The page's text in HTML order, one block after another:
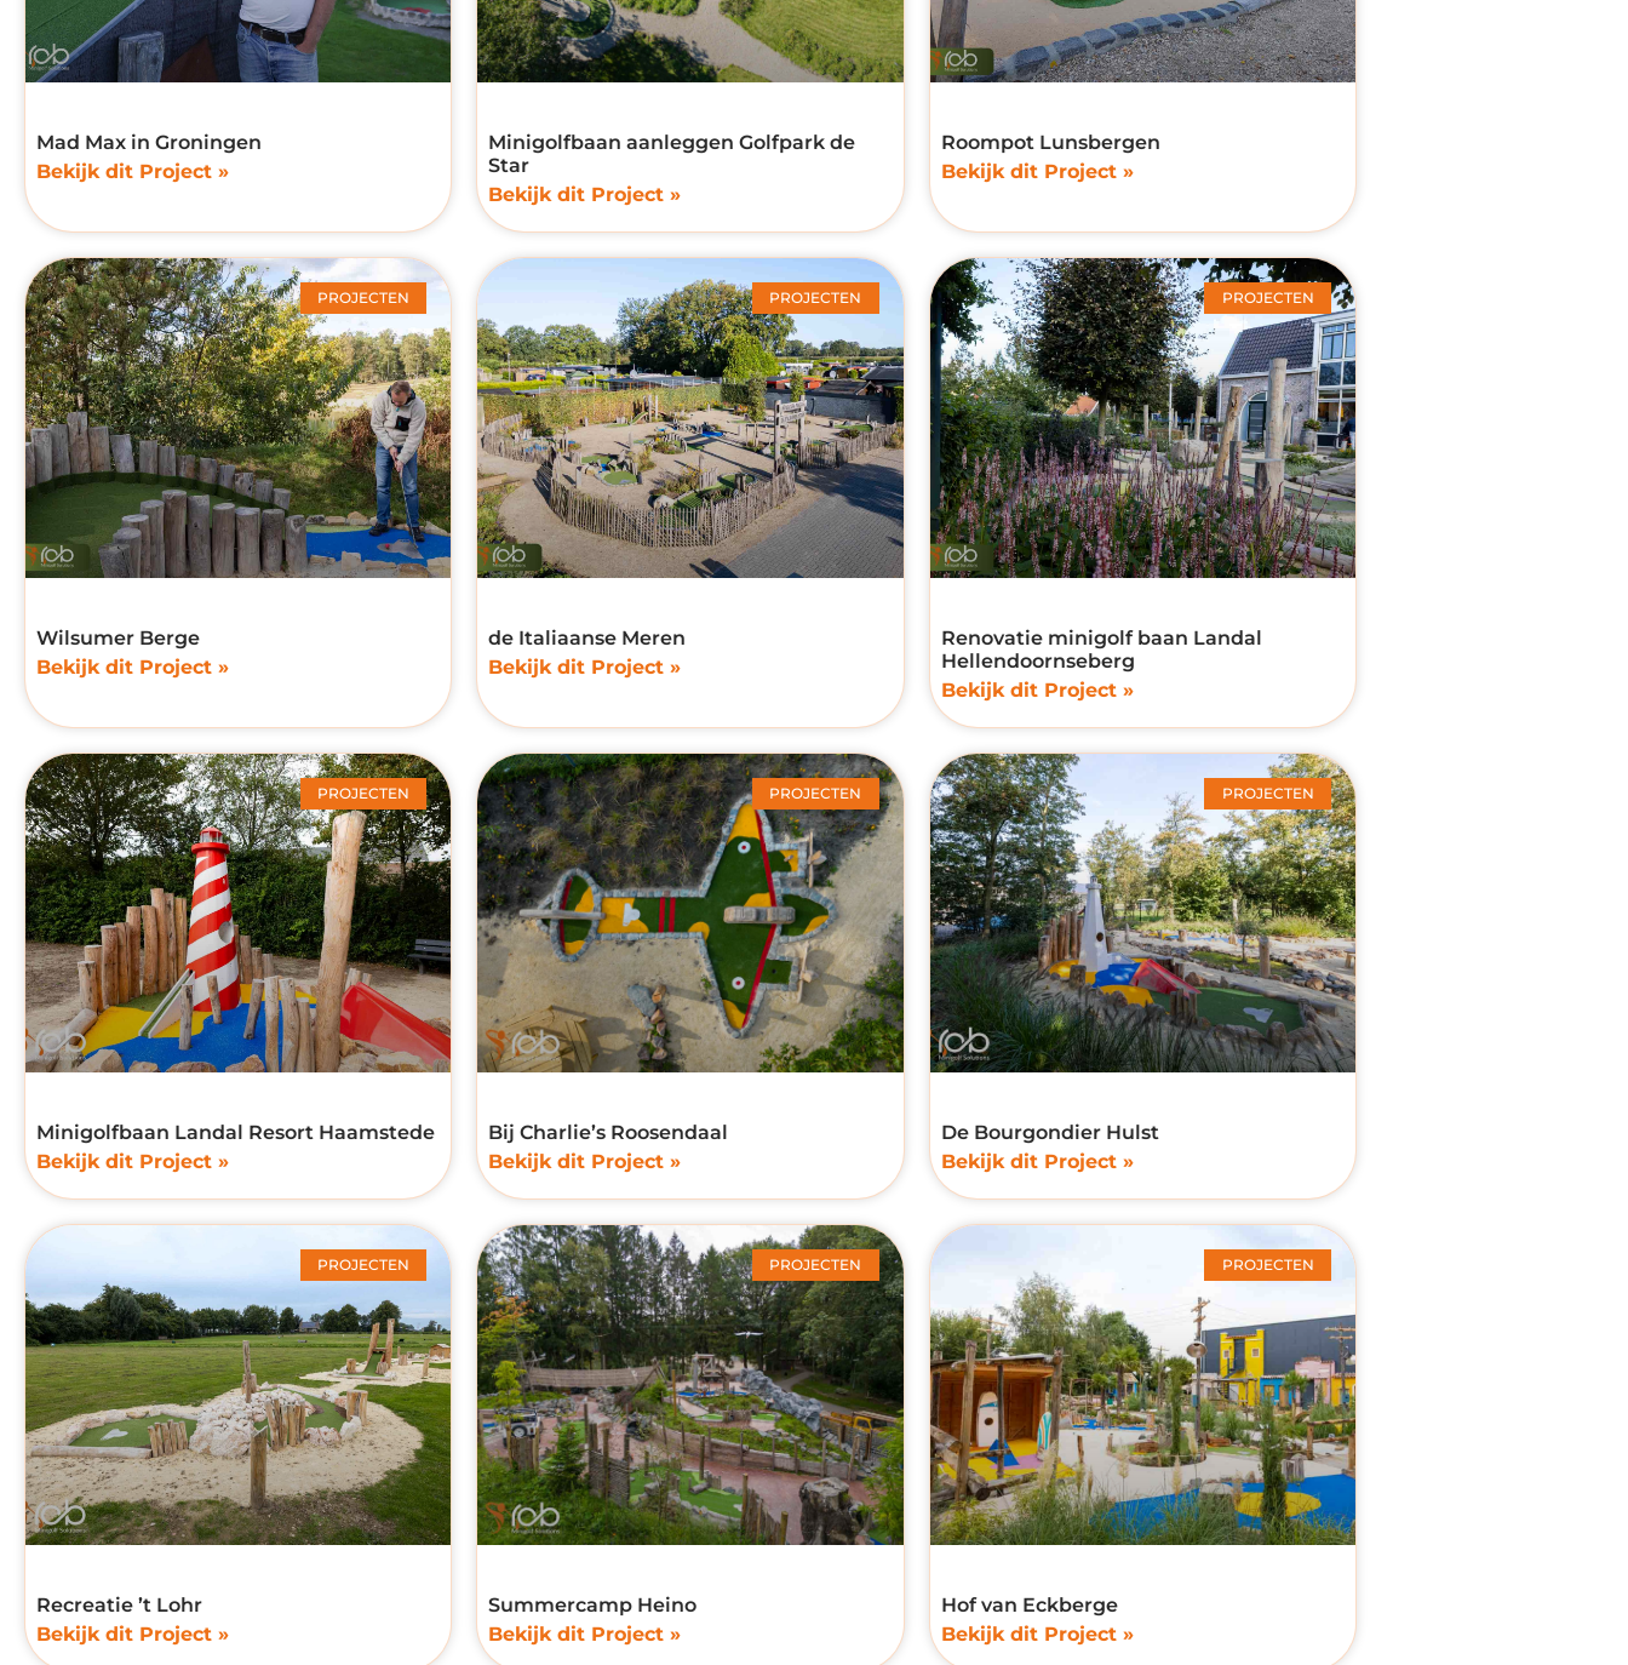
Mad Max in Groningen
Bekijk dit Project »
Minigolfbaan aanleggen Golfpark de
Star
Bekijk dit Project »
Roompot Lunsbergen
Bekijk dit Project »
PROJECTEN
Wilsumer Berge
Bekijk dit Project »
PROJECTEN
de Italiaanse Meren
Bekijk dit Project »
PROJECTEN
Renovatie minigolf baan Landal
Hellendoornseberg
Bekijk dit Project »
PROJECTEN
Minigolfbaan Landal Resort Haamstede
Bekijk dit Project »
PROJECTEN
Bij Charlie’s Roosendaal
Bekijk dit Project »
PROJECTEN
De Bourgondier Hulst
Bekijk dit Project »
PROJECTEN
Recreatie ’t Lohr
Bekijk dit Project »
PROJECTEN
Summercamp Heino
Bekijk dit Project »
PROJECTEN
Hof van Eckberge
Bekijk dit Project »